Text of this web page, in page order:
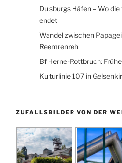
Duisburgs Häfen – Wo
endet
Wandel zwischen
Reemrenreh
Bf Herne-Rottbruch:
Kulturlinie 107 in
ZUFALLSBILDER VON DER